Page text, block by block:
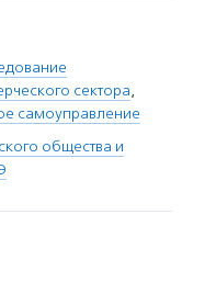
сектора,
самоуправление
общества и